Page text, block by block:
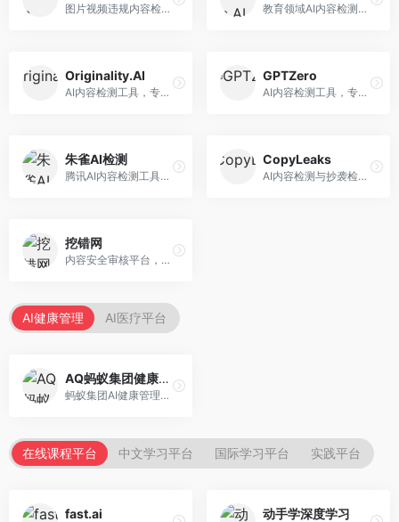
图片视频违规内容检测平台，专注于视觉内容安全。面向内容平台，提供图片审核、视频审核、直播监控等服务，视觉检测专业。 教育领域AI内容检测平台，专注于学术诚信。面向教育机构，提供AI内容检测、抄袭检测、报告生成等服务，教育适配性强。
Originality.AI
AI内容检测工具，专注于内容原创性验证。面向内容创作者和出版商，提供AI检测、抄袭检测、批量分析等服务，检测精度高。
GPTZero
AI内容检测工具，专注于AI生成文本识别。面向教育工作者和出版商，提供文本检测、批量分析、API接口等服务，检测准确率高。
朱雀AI检测
腾讯AI内容检测工具，专注于中文内容识别。面向中文用户，提供AI内容检测、文本分析、报告生成等服务，中文检测专业。
CopyLeaks
AI内容检测与抄袭检测平台，专注于内容原创性验证。面向教育机构和出版商，提供AI检测、抄袭检测、多语言支持等服务，检测全面。
挖错网
内容安全审核平台，专注于违规内容检测。面向企业和平台，提供内容审核、敏感词检测、风险预警等服务，安全审核专业。
AI健康管理 AI医疗平台
AQ蚂蚁集团健康管家
蚂蚁集团AI健康管理服务，专注于个人健康监测。面向个人用户，提供健康评估、慢病管理、健康建议等服务，健康管理便捷。
在线课程平台 中文学习平台 国际学习平台 实践平台
fast.ai 动手学深度学习